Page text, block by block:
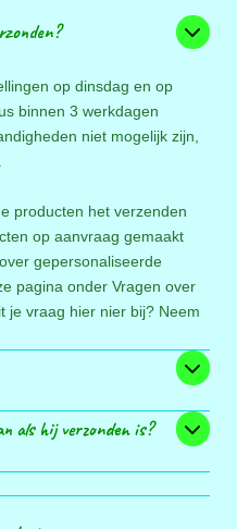
op dinsdag en op
binnen 3 werkdagen
niet mogelijk zijn,
producten het verzenden
op aanvraag gemaakt
gepersonaliseerde
pagina onder Vragen over
je vraag hier nier bij? Neem
als hij verzonden is?